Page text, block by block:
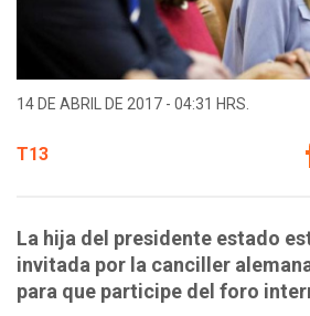
14 DE ABRIL DE 2017 - 04:31 HRS.
T13
La hija del presidente estado
invitada por la canciller
para que participe del foro